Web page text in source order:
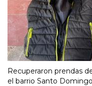
Recuperaron prendas
el barrio Santo Domingo